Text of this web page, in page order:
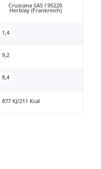
Cruscana SAS I 95220
Herblay (Frankreich)
1,4
9,2
8,4
877 KJ/211 Kcal